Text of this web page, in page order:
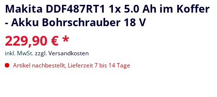
Makita DDF487RT1 1x 5.0 Ah im Koffer
- Akku Bohrschrauber 18 V
229,90 € *
inkl. MwSt.zzgl. Versandkosten
Artikel nachbestellt, Lieferzeit 7 bis 14 Tage